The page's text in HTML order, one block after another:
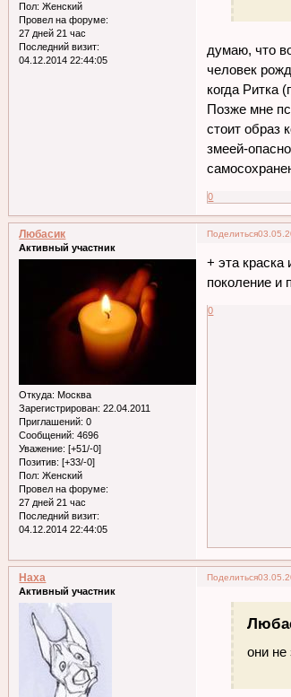
Пол: Женский
Провел на форуме:
27 дней 21 час
Последний визит:
04.12.2014 22:44:05
думаю, что
человек
когда Ритка
Позже мне
стоит образ
змеей-
0
Поделиться
Любасик
Активный участник
Откуда: Москва
Зарегистрирован: 22.04.2011
Приглашений: 0
Сообщений: 4696
Уважение: [+51/-0]
Позитив: [+33/-0]
Пол: Женский
Провел на форуме:
27 дней 21 час
Последний визит:
04.12.2014 22:44:05
+ эта краска
поколение и
0
Поделиться
Наха
Активный участник
они не